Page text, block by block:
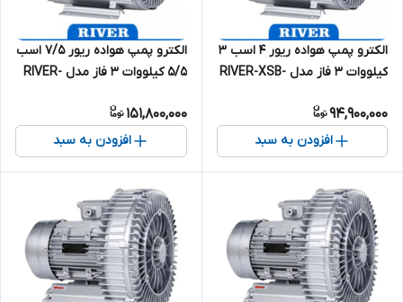
الکترو پمپ هواده ریور 4 اسب 3
کیلووات 3 فاز مدل RIVER-XSB-
94,900,000
افزودن به سبد
الکترو پمپ هواده ریور 7/5 اسب
5/5 کیلووات 3 فاز مدل RIVER-
151,800,000
افزودن به سبد